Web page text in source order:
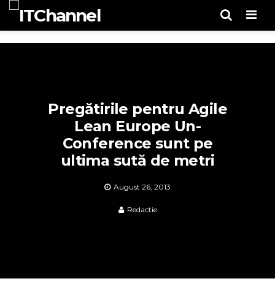
Pregătirile pentru Agile
Lean Europe Un-
Conference sunt pe
ultima sută de metri
August 26, 2013
Redactie